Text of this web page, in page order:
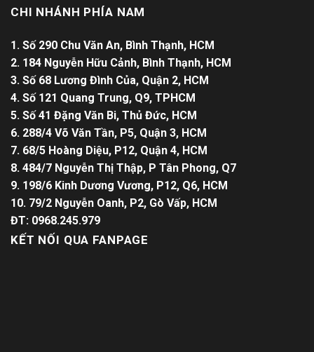
CHI NHÁNH PHÍA NAM
1. Số 290 Chu Văn An, Bình Thạnh, HCM
2. 184 Nguyễn Hữu Cảnh, Bình Thạnh, HCM
3. Số 68 Lương Đình Của, Quận 2, HCM
4. Số 121 Quang Trung, Q9, TPHCM
5. Số 41 Đặng Văn Bi, Thủ Đức, HCM
6. 288/4 Võ Văn Tần, P5, Quận 3, HCM
7. 68/5 Hoàng Diệu, P12, Quận 4, HCM
8. 484/7 Nguyễn Thị Thập, P Tân Phong, Q7
9. 198/6 Kinh Dương Vương, P12, Q6, HCM
10. 79/2 Nguyễn Oanh, P2, Gò Vấp, HCM
ĐT: 0968.245.979
KẾT NỐI QUA FANPAGE